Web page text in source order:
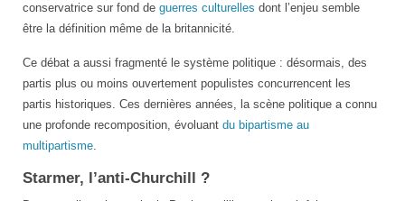
conservatrice sur fond de guerres culturelles dont l’enjeu semble
être la définition même de la britannicité.
Ce débat a aussi fragmenté le système politique : désormais, des
partis plus ou moins ouvertement populistes concurrencent les
partis historiques. Ces dernières années, la scène politique a connu
une profonde recomposition, évoluant du bipartisme au
multipartisme.
Starmer, l’anti-Churchill ?